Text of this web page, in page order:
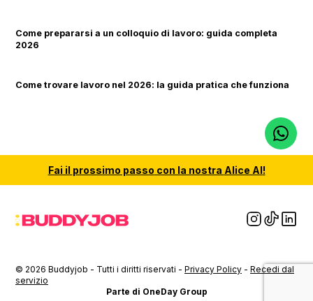
Come prepararsi a un colloquio di lavoro: guida completa
2026
Come trovare lavoro nel 2026: la guida pratica che funziona
Fai il prossimo passo con la nostra Alice AI!
© 2026 Buddyjob - Tutti i diritti riservati - Privacy Policy - Recedi dal
servizio
Parte di OneDay Group